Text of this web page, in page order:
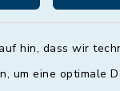
hin, dass wir
um eine optimale